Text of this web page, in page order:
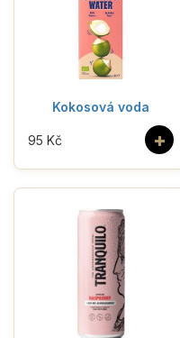
Kokosová voda
+
95 Kč